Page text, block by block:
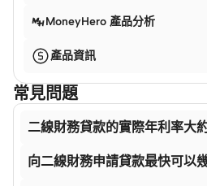
MoneyHero 產品分析
產品資訊
常見問題
二線財務貸款的實際年利率大
向二線財務申請貸款最快可以